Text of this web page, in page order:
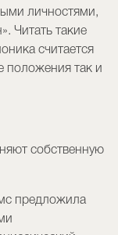
личностями,
Читать такие
считается
положения так и
собственную
предложила